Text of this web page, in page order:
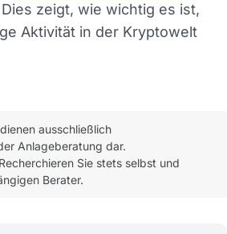
zeigt, wie wichtig es ist,
Aktivität in der Kryptowelt
ausschließlich
Anlageberatung dar.
Sie stets selbst und
Berater.